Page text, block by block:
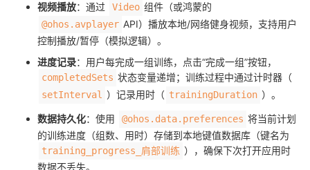
​视频播放​​：通过 Video 组件（或鸿蒙的
@ohos.avplayer API）播放本地/网络健身视频，支持用户
控制播放/暂停（模拟逻辑）。
​进度记录​​：用户每完成一组训练，点击“完成一组”按钮，
completedSets 状态变量递增；训练过程中通过计时器（
setInterval ）记录用时（ trainingDuration ）。
​数据持久化​​：使用 @ohos.data.preferences 将当前计划
的训练进度（组数、用时）存储到本地键值数据库（键名为
training_progress_肩部训练 ），确保下次打开应用时
数据不丢失。